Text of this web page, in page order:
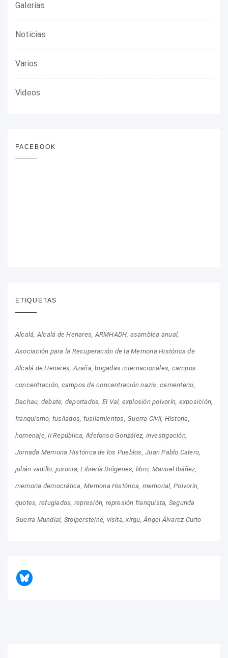
Galerías
Noticias
Varios
Videos
FACEBOOK
ETIQUETAS
Alcalá Alcalá de Henares ARMHADH asamblea anual
Asociación para la Recuperación de la Memoria Histórica de
Alcalá de Henares Azaña brigadas internacionales campos
concentración campos de concentración nazis cementerio
Dachau debate deportados El Val explosión polvorín exposición
franquismo fusilados fusilamientos Guerra Civil Historia
homenaje II República Ildefonso González investigación
Jornada Memoria Histórica de los Pueblos Juan Pablo Calero
julián vadillo justicia Librería Diógenes libro Manuel Ibáñez
memoria democrática Memoria Histórica memorial Polvorín
quotes refugiados represión represión franquista Segunda
Guerra Mundial Stolpersteine visita xirgu Ángel Álvarez Curto